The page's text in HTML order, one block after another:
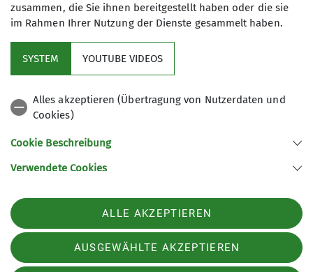
Aktuelles
Sektion Wiesbaden des Deutschen Alpenvereins e.V.
Telefon +4961159334
zusammen, die Sie ihnen bereitgestellt haben oder die sie
im Rahmen Ihrer Nutzung der Dienste gesammelt haben.
SYSTEM YOUTUBE VIDEOS
Alles akzeptieren (Übertragung von Nutzerdaten und
Cookies)
Cookie Beschreibung
Verwendete Cookies
ALLE AKZEPTIEREN
AUSGEWÄHLTE AKZEPTIEREN